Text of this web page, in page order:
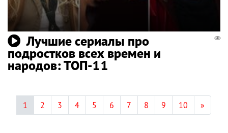
Лучшие сериалы про
подростков всех времен и
народов: ТОП-11
1 2 3 4 5 6 7 8 9 10 »